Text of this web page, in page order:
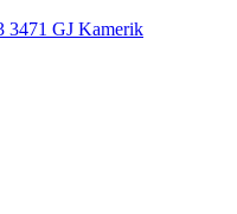
3471 GJ Kamerik